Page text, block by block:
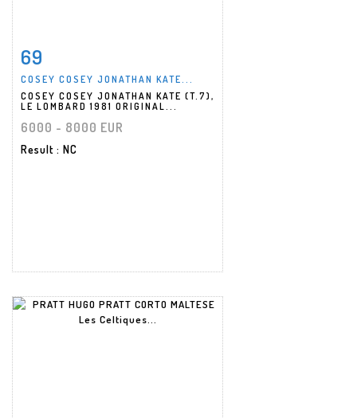
69
COSEY COSEY JONATHAN KATE...
COSEY COSEY JONATHAN KATE (T.7),
LE LOMBARD 1981 ORIGINAL...
6000 - 8000 EUR
Result : NC